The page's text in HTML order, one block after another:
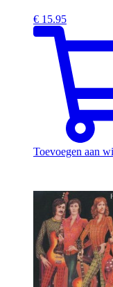
€ 15.95
Toevoegen aan